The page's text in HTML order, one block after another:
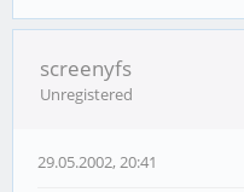
screenyfs
Unregistered
29.05.2002, 20:41